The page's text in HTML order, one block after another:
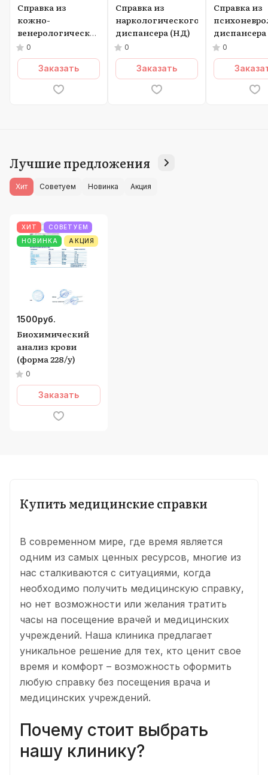
Справка из
кожно-
венерологического
диспансера (КВД)
0
Заказать
Справка из
наркологического
диспансера (НД)
0
Заказать
Справка из
и 0
Лучшие предложения
Хит Советуем Новинка Акция
ХИТ
СОВЕТУЕМ
НОВИНКА
АКЦИЯ
1500руб.
Биохимический
анализ крови
(форма 228/у)
0
Заказать
Купить медицинские справки
В современном мире, где время является
одним из самых ценных ресурсов, многие из
нас сталкиваются с ситуациями, когда
необходимо получить медицинскую справку,
но нет возможности или желания тратить
часы на посещение врачей и медицинских
учреждений. Наша клиника предлагает
уникальное решение для тех, кто ценит свое
время и комфорт – возможность оформить
любую справку без посещения врача и
медицинских учреждений.
Почему стоит выбрать
нашу клинику?